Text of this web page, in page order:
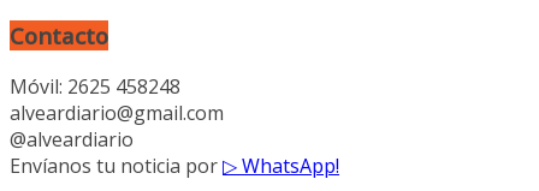
Contacto
Móvil: 2625 458248
alveardiario@gmail.com
@alveardiario
Envíanos tu noticia por▷ WhatsApp!